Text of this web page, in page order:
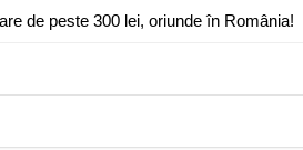
de peste 300 lei, oriunde în România!